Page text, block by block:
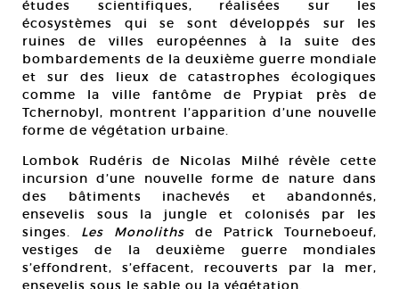
études scientifiques, réalisées sur les
écosystèmes qui se sont développés sur les
ruines de villes européennes à la suite des
bombardements de la deuxième guerre mondiale
et sur des lieux de catastrophes écologiques
comme la ville fantôme de Prypiat près de
Tchernobyl, montrent l’apparition d’une nouvelle
forme de végétation urbaine.
Lombok Rudéris de Nicolas Milhé révèle cette
incursion d’une nouvelle forme de nature dans
des bâtiments inachevés et abandonnés,
ensevelis sous la jungle et colonisés par les
singes. Les Monoliths de Patrick Tourneboeuf,
vestiges de la deuxième guerre mondiales
s’effondrent, s’effacent, recouverts par la mer,
ensevelis sous le sable ou la végétation.